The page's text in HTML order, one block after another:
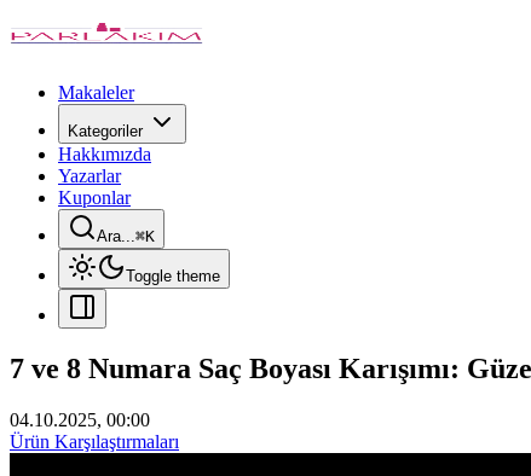
Makaleler
Kategoriler
Hakkımızda
Yazarlar
Kuponlar
Ara...⌘K
Toggle theme
7 ve 8 Numara Saç Boyası Karışımı:
04.10.2025, 00:00
Ürün Karşılaştırmaları